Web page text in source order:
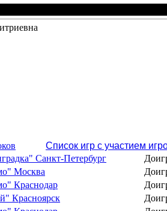
Список игр с участием
Санкт-Петербург
Москва
Краснодар
Красноярск